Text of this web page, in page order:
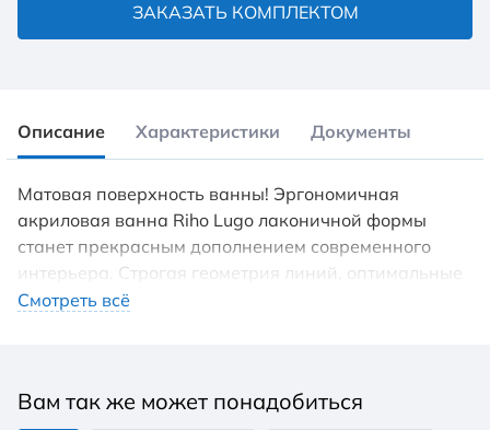
ЗАКАЗАТЬ КОМПЛЕКТОМ
Описание Характеристики Документы
Матовая поверхность ванны! Эргономичная
акриловая ванна Riho Lugo лаконичной формы
станет прекрасным дополнением современного
интерьера. Строгая геометрия линий, оптимальные
размеры (обратите внимание на увеличенную
подголовники, ручками для удобного входа и
Смотреть всё
Вам так же может понадобиться